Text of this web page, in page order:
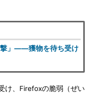
」――獲物を待ち受け
け、Firefoxの脆弱（ぜい